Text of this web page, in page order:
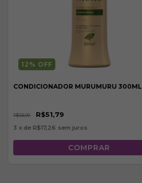
12 % OFF
CONDICIONADOR MURUMURU 300ML
R$58,90 R$51,79
3 x de R$17,26 sem juros